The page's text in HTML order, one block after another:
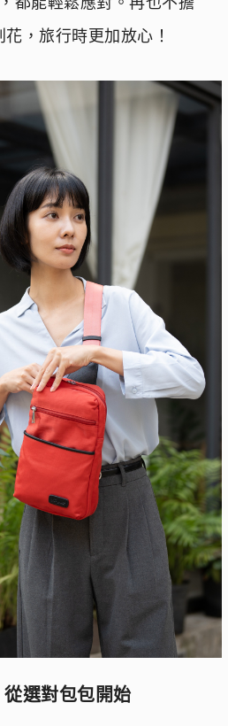
，旅行時更加放心！
選對包包開始